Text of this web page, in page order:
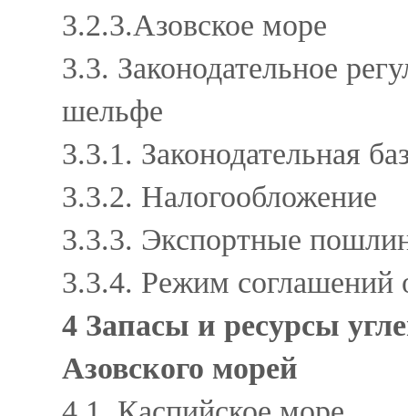
3.2.3.Азовское море
3.3. Законодательное
шельфе
3.3.1. Законодательная
3.3.2. Налогообложение
3.3.3. Экспортные
3.3.4. Режим соглашений
4 Запасы и ресурсы
Азовского морей